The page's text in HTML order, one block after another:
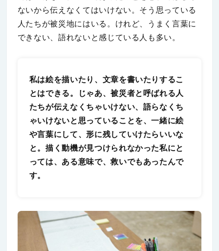
ないから伝えなくてはいけない。そう思っている
人たちが被災地にはいる。けれど、うまく言葉に
できない、語れないと感じている人も多い。
私は絵を描いたり、文章を書いたりするこ
とはできる。じゃあ、被災者と呼ばれる人
たちが伝えなくちゃいけない、語らなくち
ゃいけないと思っていることを、一緒に絵
や言葉にして、形に残していけたらいいな
と。描く動機が見つけられなかった私にと
っては、ある意味で、救いでもあったんで
す。